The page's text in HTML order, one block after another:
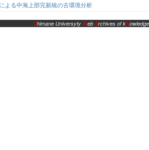
よる中海上部完新統の古環境分析
Shimane Universyty WebArchives of kNowledge